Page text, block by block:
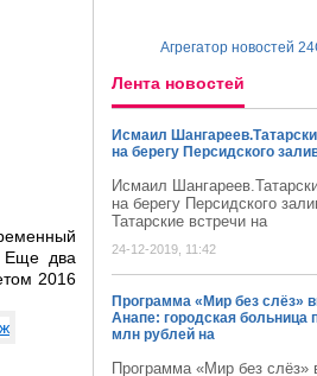
Еще два
2016
Агрегатор новостей
Лента новостей
Исмаил
на берегу Персидского
Исмаил
на берегу Персидского
Татарские встречи на
24-12-2019, 11:42
Программа «Мир без слёз»
Анапе: городская больница
млн рублей на
Программа «Мир без слёз»